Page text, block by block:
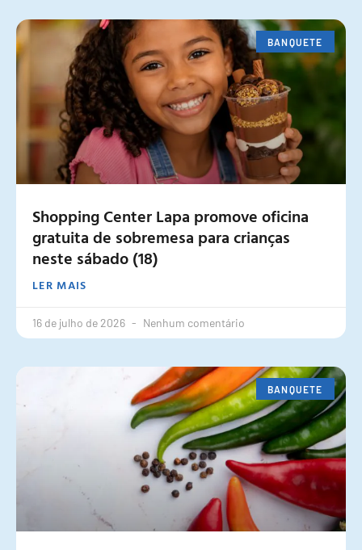
BANQUETE
Shopping Center Lapa promove oficina
gratuita de sobremesa para crianças
neste sábado (18)
LER MAIS
16 de julho de 2026 Nenhum comentário
BANQUETE